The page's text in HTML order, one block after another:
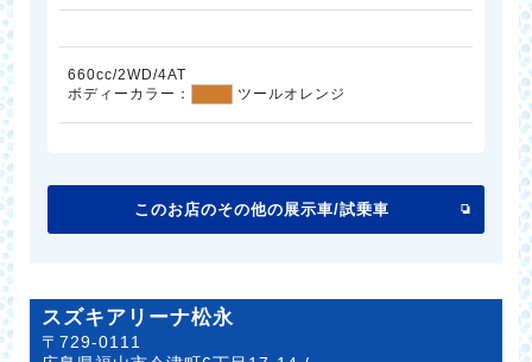
660cc/2WD/4AT
ボディーカラー：
ツールオレンジ
このお店のその他の展示車/試乗車
スズキアリーナ松永
〒729-0111